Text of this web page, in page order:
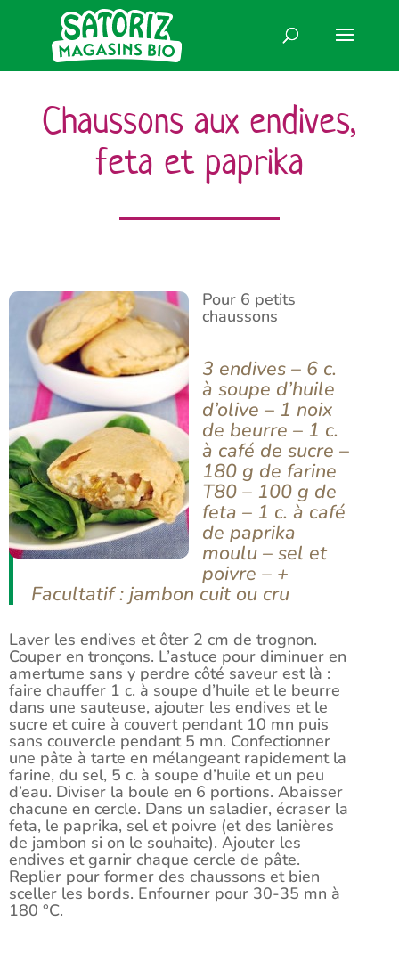
Chaussons aux endives,
feta et paprika
Pour 6 petits
chaussons
3 endives – 6 c.
à soupe d’huile
d’olive – 1 noix
de beurre – 1 c.
à café de sucre –
180 g de farine
T80 – 100 g de
feta – 1 c. à café
de paprika
moulu – sel et
poivre – +
Facultatif : jambon cuit ou cru
Laver les endives et ôter 2 cm de trognon.
Couper en tronçons. L’astuce pour diminuer en
amertume sans y perdre côté saveur est là :
faire chauffer 1 c. à soupe d’huile et le beurre
dans une sauteuse, ajouter les endives et le
sucre et cuire à couvert pendant 10 mn puis
sans couvercle pendant 5 mn. Confectionner
une pâte à tarte en mélangeant rapidement la
farine, du sel, 5 c. à soupe d’huile et un peu
d’eau. Diviser la boule en 6 portions. Abaisser
chacune en cercle. Dans un saladier, écraser la
feta, le paprika, sel et poivre (et des lanières
de jambon si on le souhaite). Ajouter les
endives et garnir chaque cercle de pâte.
Replier pour former des chaussons et bien
sceller les bords. Enfourner pour 30-35 mn à
180 °C.